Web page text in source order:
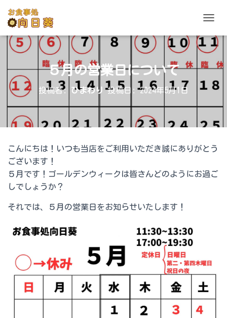
５月の営業日について
投稿者: ひまわり 投稿日:2024年5月1日
こんにちは！いつも当店をご利用いただき誠にありがとう
ございます！
５月です！ゴールデンウィークは皆さんどのようにお過ご
しでしょうか？
それでは、５月の営業日をお知らせいたします！